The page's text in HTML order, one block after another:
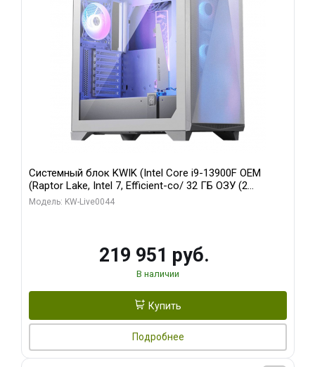
Системный блок KWIK (Intel Core i9-13900F OEM
(Raptor Lake, Intel 7, Efficient-co/ 32 ГБ ОЗУ (2
модуля)/ Gigabyte RTX5070Ti AERO OC 16GB GDDR7
Модель: KW-Live0044
219 951 руб.
В наличии
Купить
Подробнее